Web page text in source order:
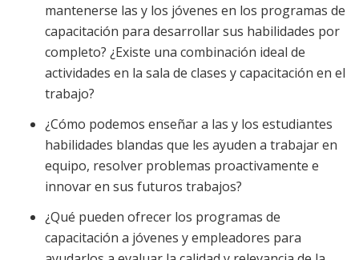
mantenerse las y los jóvenes en los programas de
capacitación para desarrollar sus habilidades por
completo? ¿Existe una combinación ideal de
actividades en la sala de clases y capacitación en el
trabajo?
¿Cómo podemos enseñar a las y los estudiantes
habilidades blandas que les ayuden a trabajar en
equipo, resolver problemas proactivamente e
innovar en sus futuros trabajos?
¿Qué pueden ofrecer los programas de
capacitación a jóvenes y empleadores para